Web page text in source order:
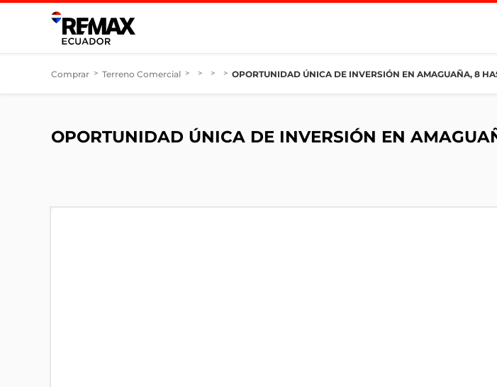
Comprar > Terreno Comercial > > > > OPORTUNIDAD ÚNICA DE INVERSIÓN EN AMAGUAÑA, 8
OPORTUNIDAD ÚNICA DE INVERSIÓN EN